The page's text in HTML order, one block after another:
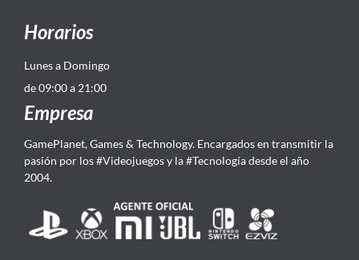
Horarios
Lunes a Domingo
de 09:00 a 21:00
Empresa
GamePlanet, Games & Technology. Encargados en transmitir la
pasión por los #Videojuegos y la #Tecnología desde el año
2004.